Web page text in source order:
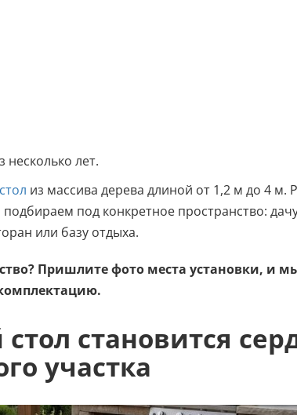
лет.
из массива дерева длиной от 1,2 м до 4 м.
под конкретное пространство:
или базу отдыха.
Пришлите фото места установки, и
становится
участка